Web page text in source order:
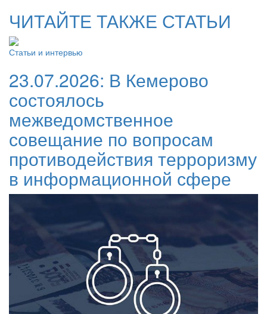
ЧИТАЙТЕ ТАКЖЕ СТАТЬИ
Статьи и интервью
23.07.2026: В Кемерово
состоялось
межведомственное
совещание по вопросам
противодействия терроризму
в информационной сфере